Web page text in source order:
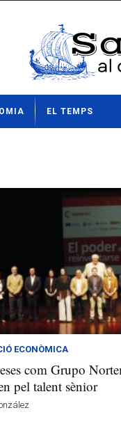
EL TEMPS
ECONÒMICA
com Grupo
pel talent sènior